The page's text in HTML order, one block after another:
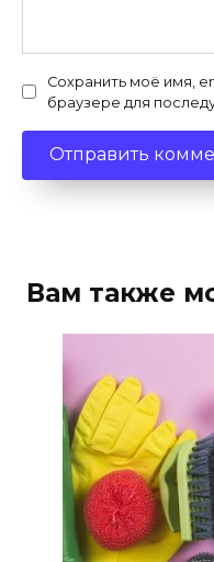
Сохранить моё имя,
браузере для
Вам также